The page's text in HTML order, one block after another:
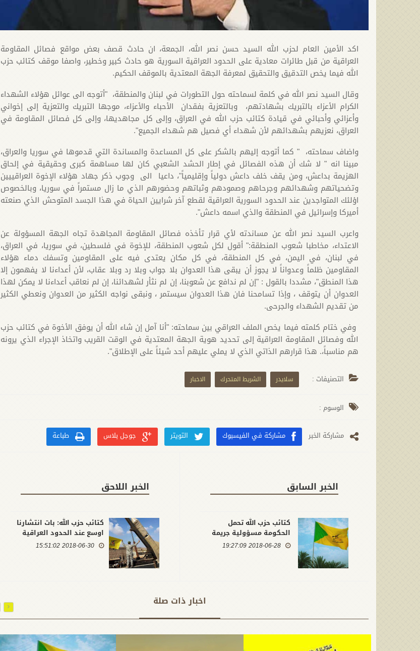
اكد الأمين العام لحزب الله السيد حسن نصر الله، الجمعة، ان حادث قصف بعض مواقع فصائل المقاومة
العراقية من قبل طائرات معادية على الحدود العراقية السورية هو حادث كبير وخطير، واصفا موقف كتائب حزب
الله فيما يخص التدقيق والتحقيق لمعرفة الجهة المعتدية بالموقف الحكيم.
وقال السيد نصر الله في كلمة لسماحته حول التطورات في لبنان والمنطقة، "أتوجه الى عوائل هؤلاء الشهداء
الكرام الأعزاء بالتبريك بشهادتهم، وبالتعزية بفقدان الأحباء والأعزاء، موجها التبريك والتعزية إلى إخواني
وأعزائي وأحبائي في قيادة كتائب حزب الله في العراق، وإلى كل مجاهديها، وإلى كل فصائل المقاومة في
العراق، نعزيهم بشهدائهم لأن شهداء أي فصيل هم شهداء الجميع".
واضاف سماحته، " كما أتوجه إليهم بالشكر على كل المساعدة والمساندة التي قدموها في سوريا والعراق،
مبينا انه " لا شك أن هذه الفصائل في إطار الحشد الشعبي كان لها مساهمة كبرى وحقيقية في إلحاق
الهزيمة بداعش، ومن يقف خلف داعش دولياً وإقليمياً"، داعيا الى وجوب ذكر جهاد هؤلاء الإخوة العراقييين
وتضحياتهم وشهدائهم وجرحاهم وصمودهم وثباتهم وحضورهم الذي ما زال مستمراً في سوريا، وبالخصوص
اؤلئك المتواجدين عند الحدود السورية العراقية لقطع آخر شرايين الحياة في هذا الجسد المتوحش الذي صنعته
أميركا وإسرائيل في المنطقة والذي اسمه داعش".
واعرب السيد نصر الله عن مساندته لأي قرار تأخذه فصائل المقاومة المجاهدة تجاه الجهة المسؤولة عن
الاعتداء، مخاطبا شعوب المنطقة:" أقول لكل شعوب المنطقة، للإخوة في فلسطين، في سوريا، في العراق،
في لبنان، في اليمن، في كل المنطقة، في كل مكان يعتدى فيه على المقاومين وتسفك دماء هؤلاء
المقاومين ظلماً وعدواناً لا يجوز أن يبقى هذا العدوان بلا جواب وبلا رد وبلا عقاب، لأن أعداءنا لا يفهمون إلا
هذا المنطق"، مشددا بالقول : "إن لم ندافع عن شعوبنا، إن لم نثأر لشهدائنا، إن لم نعاقب أعداءنا لا يمكن لهذا
العدوان أن يتوقف ، وإذا تسامحنا فان هذا العدوان سيستمر ، ونبقى نواجه الكثير من العدوان ونعطي الكثير
من تقديم الشهداء والجرحى.
وفي ختام كلمته فيما يخص الملف العراقي بين سماحته: "أنا آمل إن شاء الله أن يوفق الأخوة في كتائب حزب
الله وفصائل المقاومة العراقية إلى تحديد هوية الجهة المعتدية في الوقت القريب واتخاذ الإجراء الذي يرونه
هم مناسباً،. هذا قرارهم الذاتي الذي لا يملي عليهم أحد شيئاً على الإطلاق".
التصنيفات : سلايدر الشريط المتحرك الاخبار
الوسوم :
مشارکة الخبر مشاركة في الفيسبوك التويتر جوجل بلاس طباعة
الخبر السابق
كتائب حزب الله تحمل
الحكومة مسؤولية جريمة
اعدام المختطفين وتطالب
2018-06-28 19:27:09
الخبر اللاحق
كتائب حزب الله: بات انتشارنا
اوسع عند الحدود العراقية
السورية
2018-06-30 15:51:02
اخبار ذات صلة